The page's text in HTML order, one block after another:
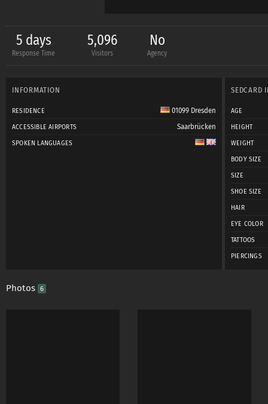
5 days
Response Time
5,096
Visitors
No
Agency
INFORMATION
RESIDENCE 01099 Dresden
ACCESSIBLE AIRPORTS Saarbrücken
SPOKEN LANGUAGES
SEDCARD
AGE
HEIGHT
WEIGHT
BODY SIZE
SIZE
SHOE SIZE
HAIR
EYE COLOR
TATTOOS
PIERCINGS
Photos 6